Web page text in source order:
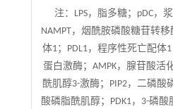
注： LPS，脂多糖；pDC，
NAMPT，烟酰胺磷酸糖苷转
体1；PDL1，程序性死亡配体
蛋白激酶；AMPK，腺苷酸活
酰肌醇3-激酶；PIP2，二磷酸
酸磷脂酰肌醇；PDK1，3-磷酸